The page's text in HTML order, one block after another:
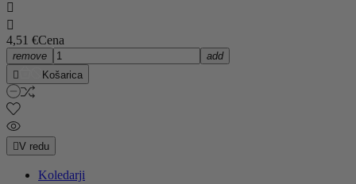


4,51 €Cena
remove
add

Košarica
V redu
Koledarji